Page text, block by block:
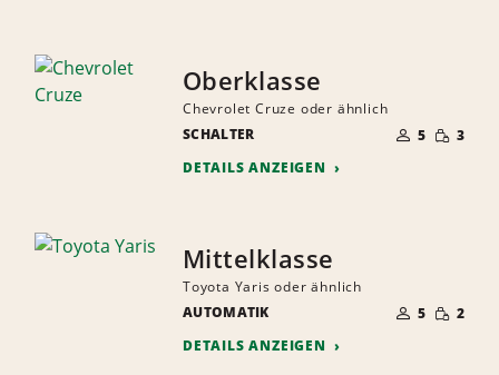
Oberklasse
Chevrolet Cruze oder ähnlich
SCHALTER
DER
MITFAHRER
5 GERINGE
MENGE
3
DETAILS ANZEIGEN
Mittelklasse
Toyota Yaris oder ähnlich
AUTOMATIK
DER
MITFAHRER
5 GERINGE
MENGE
2
DETAILS ANZEIGEN